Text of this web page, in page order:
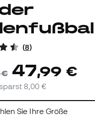
(8)
€ 47,99 €
8,00 €
Sie Ihre Größe